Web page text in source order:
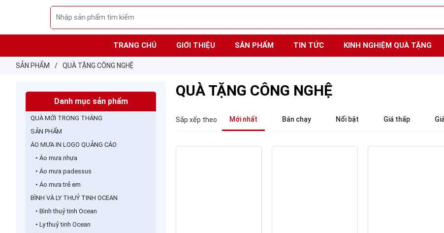
TRANG CHỦ GIỚI THIỆU SẢN PHẨM TIN TỨC KINH NGHIỆM QUÀ TẶNG
SẢN PHẨM / QUÀ TẶNG CÔNG NGHỆ
QUÀ TẶNG CÔNG NGHỆ
Sắp xếp theo Mới nhất Bán chạy Nổi bật Giá thấp
Danh mục sản phẩm
QUÀ MỚI TRONG THÁNG
SẢN PHẨM
ÁO MƯA IN LOGO QUẢNG CÁO
• Áo mưa nhựa
• Áo mưa padessus
• Áo mưa trẻ em
BÌNH VÀ LY THUỶ TINH OCEAN
• Bình thuỷ tinh Ocean
• Ly thuỷ tinh Ocean